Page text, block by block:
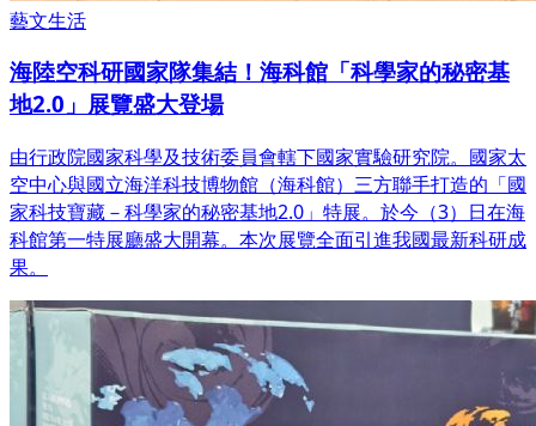
藝文生活
海陸空科研國家隊集結！海科館「科學家的秘密基
地2.0」展覽盛大登場
由行政院國家科學及技術委員會轄下國家實驗研究院。國家太
空中心與國立海洋科技博物館（海科館）三方聯手打造的「國
家科技寶藏－科學家的秘密基地2.0」特展。於今（3）日在海
科館第一特展廳盛大開幕。本次展覽全面引進我國最新科研成
果。